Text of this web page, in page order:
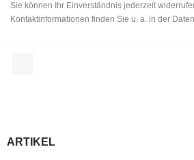
Sie können Ihr Einverständnis jederzeit
Kontaktinformationen finden Sie u. a. in der
ARTIKEL